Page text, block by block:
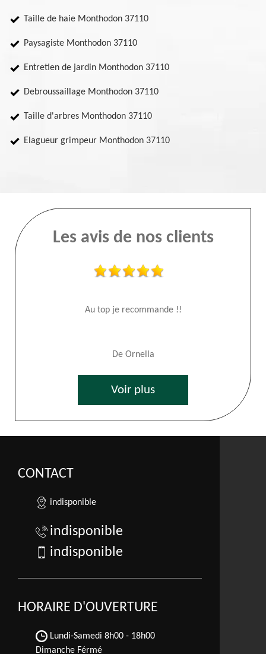
Taille de haie Monthodon 37110
Paysagiste Monthodon 37110
Entretien de jardin Monthodon 37110
Debroussaillage Monthodon 37110
Taille d'arbres Monthodon 37110
Elagueur grimpeur Monthodon 37110
Les avis de nos clients
Au top je recommande !!
De Ornella
Voir plus
CONTACT
indisponible
indisponible
indisponible
HORAIRE D'OUVERTURE
Lundi-Samedi 8h00 - 18h00
Dimanche Férmé